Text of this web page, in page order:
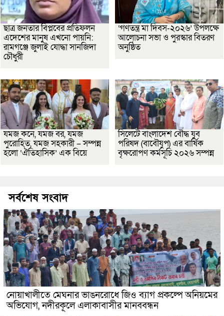
ছাত্র জনতার বিপ্লবের প্রতিফলন
এদেশের মানুষ এখনো পায়নি:
রামগঞ্জে জুলাই যোদ্ধা সানজিদা
চৌধুরী
‘গণতন্ত্র মা দিবস-২০২৬’ উপলক্ষে
আলোচনা সভা ও পুরস্কার বিতরণ
অনুষ্ঠিত
যমজ কনে, যমজ বর, যমজ
পুরোহিত, যমজ সহকারী – সম্পন্ন
হলো ‘ঐতিহাসিক’ এক বিয়ে
সিলেটে বাংলাদেশ বৌদ্ধ যুব
পরিষদ (বাবৌযুপ) এর বার্ষিক
বৃক্ষরোপণ কর্মসূচি ২০২৬ সম্পন্ন
সর্বশেষ সংবাদ
নোয়াখালীতে মেঘনার ভাঙনরোধে জিও ব্যাগ প্রকল্পে অনিয়মের
অভিযোগ, নদীরকূলে এলাকাবাসীর মানববন্ধন